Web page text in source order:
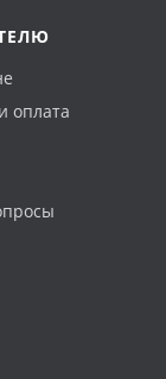
оплата